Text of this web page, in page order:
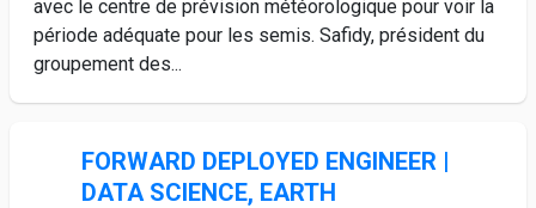
avec le centre de prévision météorologique pour voir la
période adéquate pour les semis. Safidy, président du
groupement des...
FORWARD DEPLOYED ENGINEER |
DATA SCIENCE, EARTH